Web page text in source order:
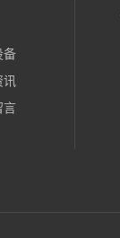
备
讯
言